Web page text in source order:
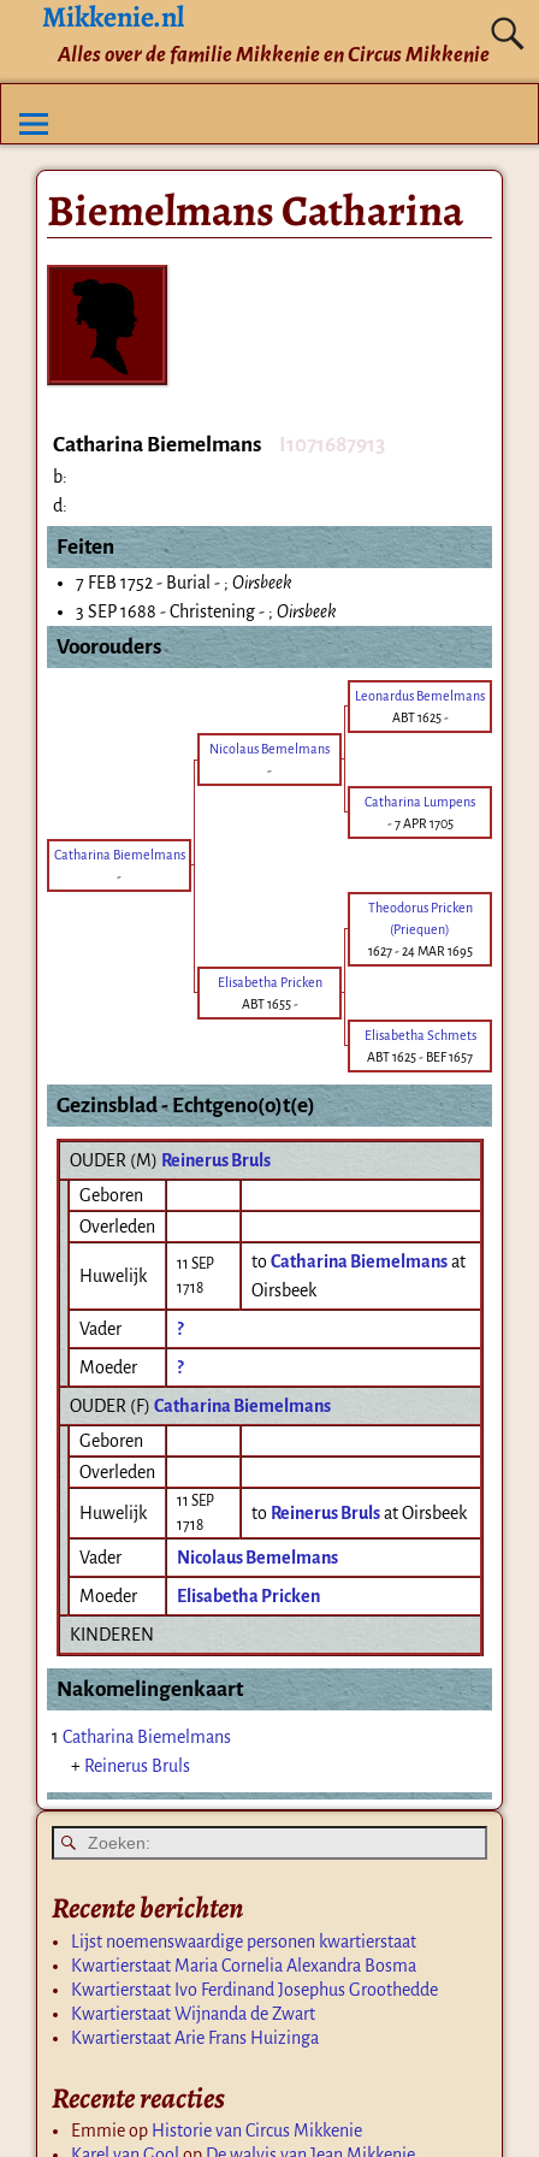
Mikkenie.nl
Alles over de familie Mikkenie en Circus Mikkenie
Biemelmans Catharina
Catharina Biemelmans I1071687913
b:
d:
Feiten
7 FEB 1752 - Burial - ; Oirsbeek
3 SEP 1688 - Christening - ; Oirsbeek
Voorouders
Leonardus Bemelmans
ABT 1625-
Nicolaus Bemelmans
-
Catharina Lumpens
-7 APR 1705
Catharina Biemelmans
-
Theodorus Pricken
(Priequen)
1627-24 MAR 1695
Elisabetha Pricken
ABT 1655-
Elisabetha Schmets
ABT 1625- BEF 1657
Gezinsblad - Echtgeno(o)t(e)
OUDER (M) Reinerus Bruls
Geboren
Overleden
Huwelijk
11 SEP
1718
toCatharina Biemelmans at
Oirsbeek
Vader
?
Moeder
?
OUDER (F) Catharina Biemelmans
Geboren
Overleden
Huwelijk
11 SEP
1718
to Reinerus Bruls at Oirsbeek
Vader
Nicolaus Bemelmans
Moeder
Elisabetha Pricken
KINDEREN
Nakomelingenkaart
1 Catharina Biemelmans
+ Reinerus Bruls
Recente berichten
Lijst noemenswaardige personen kwartierstaat
Kwartierstaat Maria Cornelia Alexandra Bosma
Kwartierstaat Ivo Ferdinand Josephus Groothedde
Kwartierstaat Wijnanda de Zwart
Kwartierstaat Arie Frans Huizinga
Recente reacties
Emmieop Historie van Circus Mikkenie